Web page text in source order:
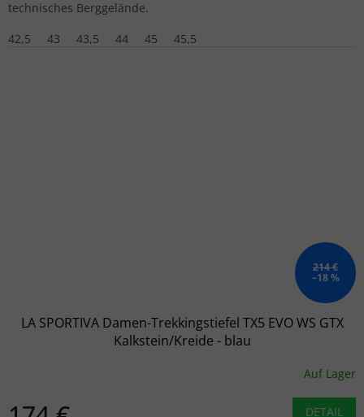
technisches Berggelände.
42,5
43 43,5 44 45 45,5
214 €
–18 %
LA SPORTIVA Damen-Trekkingstiefel TX5 EVO WS GTX
Kalkstein/Kreide - blau
Auf Lager
DETAIL